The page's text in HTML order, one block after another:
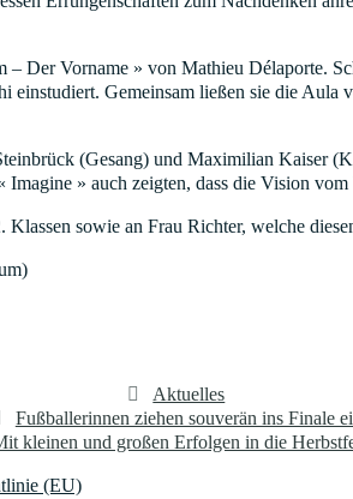
Der Vorname » von Mathieu Délaporte.
Gemeinsam ließen sie die Aula
(Gesang) und Maximilian Kaiser
» auch zeigten, dass die Vision
sowie an Frau Richter, welche
Kategorien
Aktuelles
Fußballerinnen ziehen souverän ins Finale
kleinen und großen Erfolgen in die
(EU)